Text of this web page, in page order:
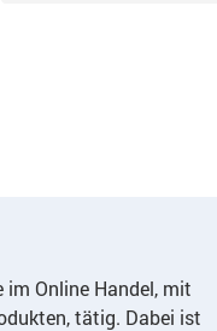
im Online Handel, mit
tätig. Dabei ist